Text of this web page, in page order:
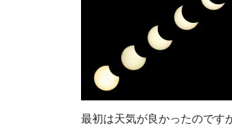
最初は天気が良かったのです